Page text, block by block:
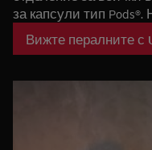
за капсули тип
омекотяват и след
капсулата,
60% по-бързо,
това почистването
дори при по-студена
Вижте пералните с